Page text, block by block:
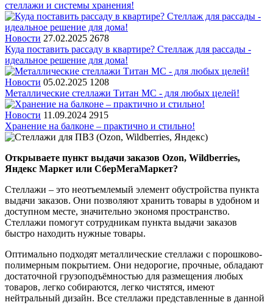
стеллажи и системы хранения!
Новости 27.02.2025 2678
Куда поставить рассаду в квартире? Стеллаж для рассады -
идеальное решение для дома!
Новости 05.02.2025 1208
Металлические стеллажи Титан МС - для любых целей!
Новости 11.09.2024 2915
Хранение на балконе – практично и стильно!
Открываете пункт выдачи заказов Ozon, Wildberries,
Яндекс Маркет или СберМегаМаркет?
Стеллажи – это неотъемлемый элемент обустройства пункта
выдачи заказов. Они позволяют хранить товары в удобном и
доступном месте, значительно экономя пространство.
Стеллажи помогут сотрудникам пункта выдачи заказов
быстро находить нужные товары.
Оптимально подходят металлические стеллажи с порошково-
полимерным покрытием. Они недорогие, прочные, обладают
достаточной грузоподъёмностью для размещения любых
товаров, легко собираются, легко чистятся, имеют
нейтральный дизайн. Все стеллажи представленные в данной